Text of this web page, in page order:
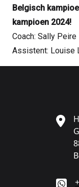
Belgisch
kampioen 2024!
Coach: Sally Peire
Assistent: Louise